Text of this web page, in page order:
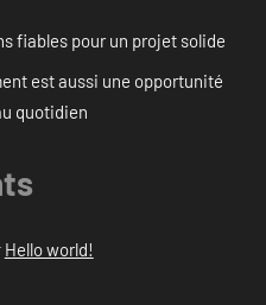
fiables pour un projet solide
est aussi une opportunité
quotidien
Hello world!